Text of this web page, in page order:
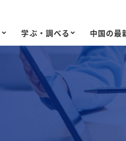
学ぶ・調べる 中国の最